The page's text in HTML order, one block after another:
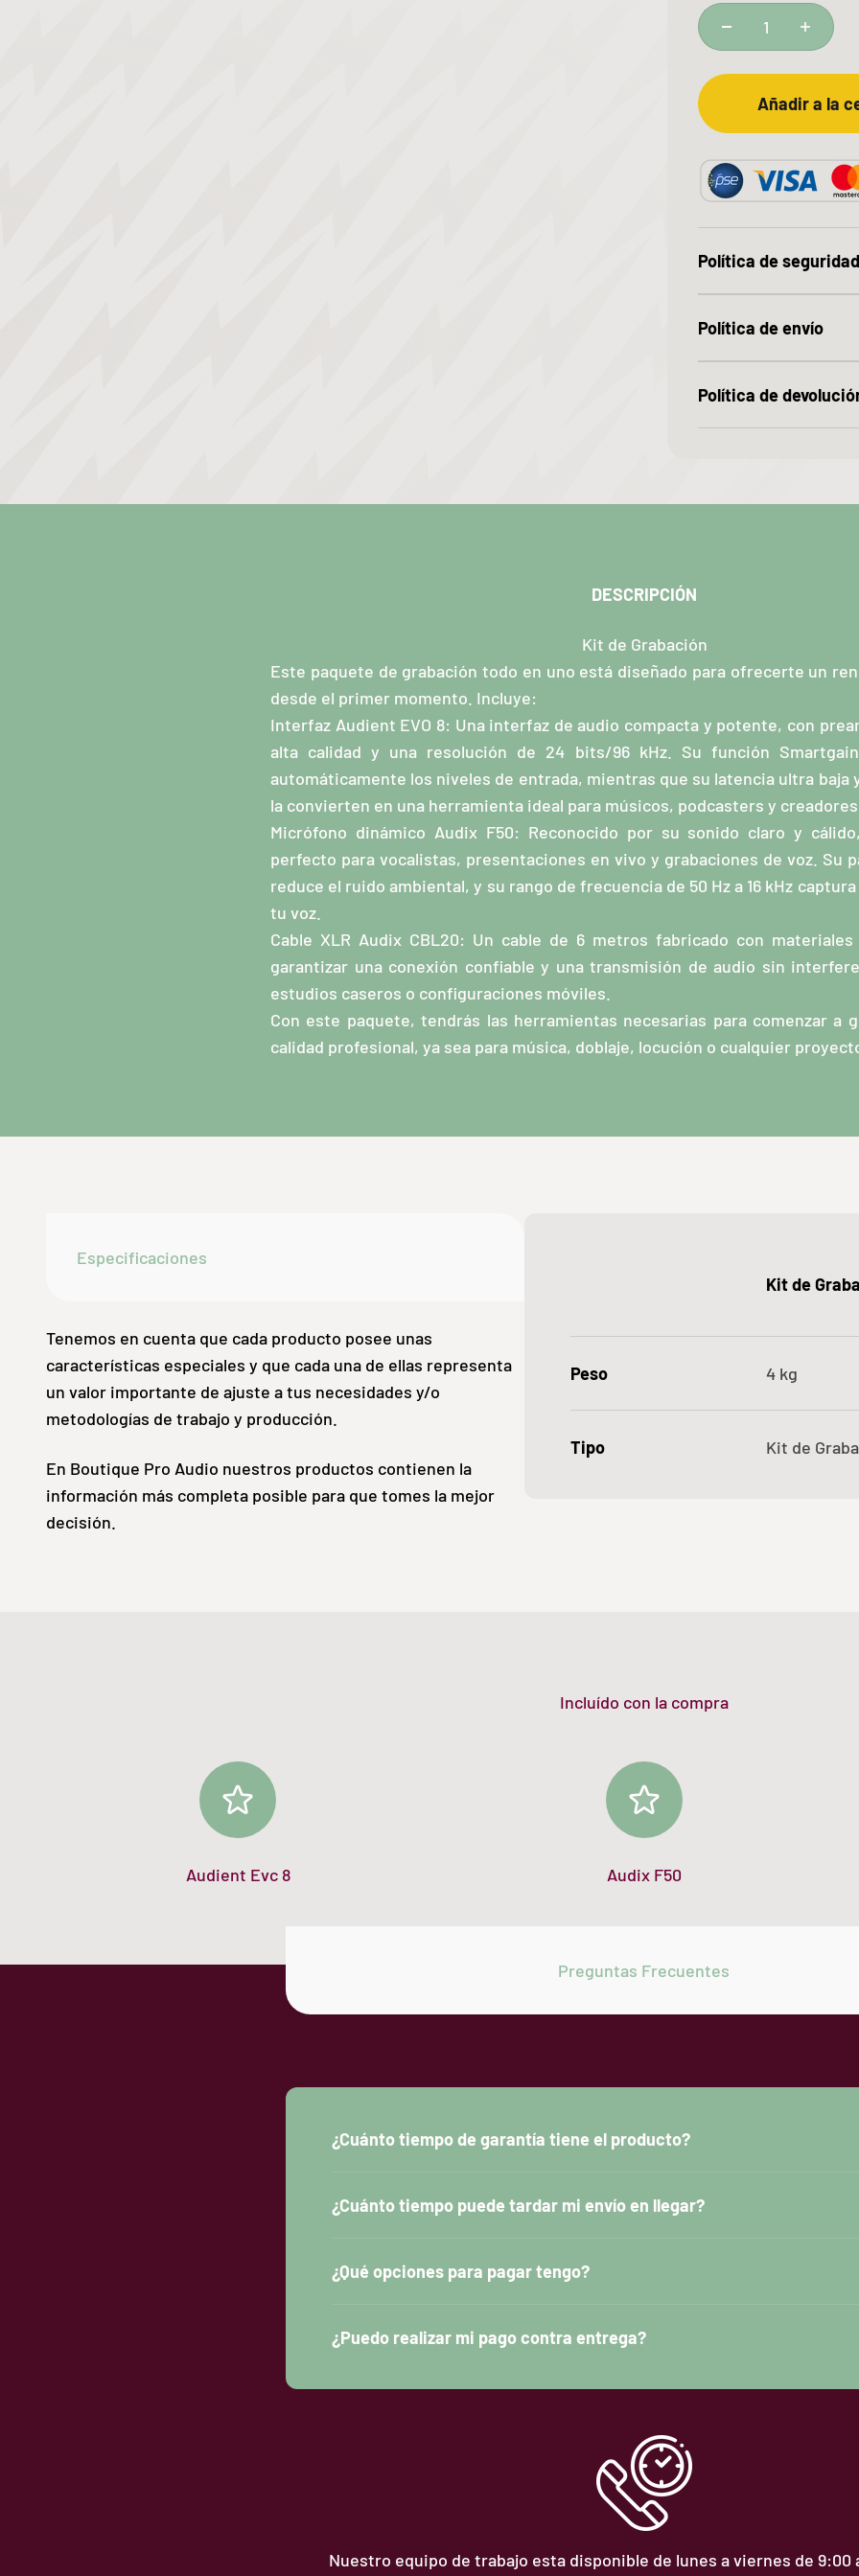
Añadir a la
Política de seguridad
Política de envío
Política de
DESCRIPCIÓN
Kit de Grabación
Este paquete de grabación todo en uno está diseñado para ofrecerte un
desde el primer momento. Incluye:
Interfaz Audient EVO 8: Una interfaz de audio compacta y potente, con
alta calidad y una resolución de 24 bits/96 kHz. Su función
automáticamente los niveles de entrada, mientras que su latencia ultra baja
la convierten en una herramienta ideal para músicos, podcasters y
Micrófono dinámico Audix F50: Reconocido por su sonido claro y
perfecto para vocalistas, presentaciones en vivo y grabaciones de voz. Su
reduce el ruido ambiental, y su rango de frecuencia de 50 Hz a 16 kHz
tu voz.
Cable XLR Audix CBL20: Un cable de 6 metros fabricado con
garantizar una conexión confiable y una transmisión de audio sin
estudios caseros o configuraciones móviles.
Con este paquete, tendrás las herramientas necesarias para comenzar a
calidad profesional, ya sea para música, doblaje, locución o cualquier
Especificaciones
Tenemos en cuenta que cada producto posee unas
características especiales y que cada una de ellas representa
un valor importante de ajuste a tus necesidades y/o
metodologías de trabajo y producción.
En Boutique Pro Audio nuestros productos contienen la
información más completa posible para que tomes la mejor
decisión.
Kit de
Peso 4 kg
Tipo Kit de
Incluído con la compra
Audient Evc 8 Audix F50
Preguntas Frecuentes
¿Cuánto tiempo de garantía tiene el producto?
¿Cuánto tiempo puede tardar mi envío en llegar?
¿Qué opciones para pagar tengo?
¿Puedo realizar mi pago contra entrega?
Nuestro equipo de trabajo esta disponible de lunes a viernes de 9:00